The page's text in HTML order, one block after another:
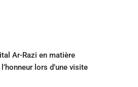
Ar-Razi en matière
lors d’une visite